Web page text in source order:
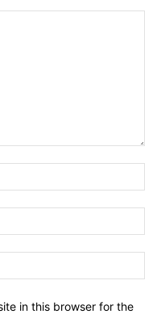
in this browser for the